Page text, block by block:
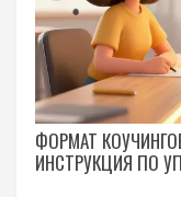
ФОРМАТ
ИНСТРУКЦИЯ ПО